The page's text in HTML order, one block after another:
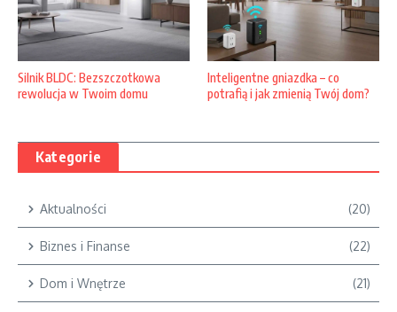
Silnik BLDC: Bezszczotkowa
rewolucja w Twoim domu
Inteligentne gniazdka – co
potrafią i jak zmienią Twój dom?
Kategorie
Aktualności (20)
Biznes i Finanse (22)
Dom i Wnętrze (21)